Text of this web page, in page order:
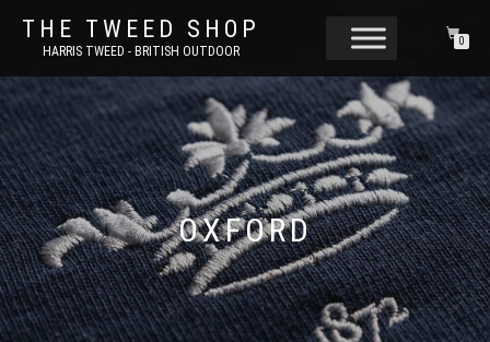
THE TWEED SHOP
HARRIS TWEED - BRITISH OUTDOOR
0
OXFORD